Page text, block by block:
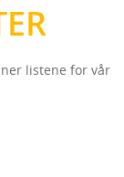
listene for vår